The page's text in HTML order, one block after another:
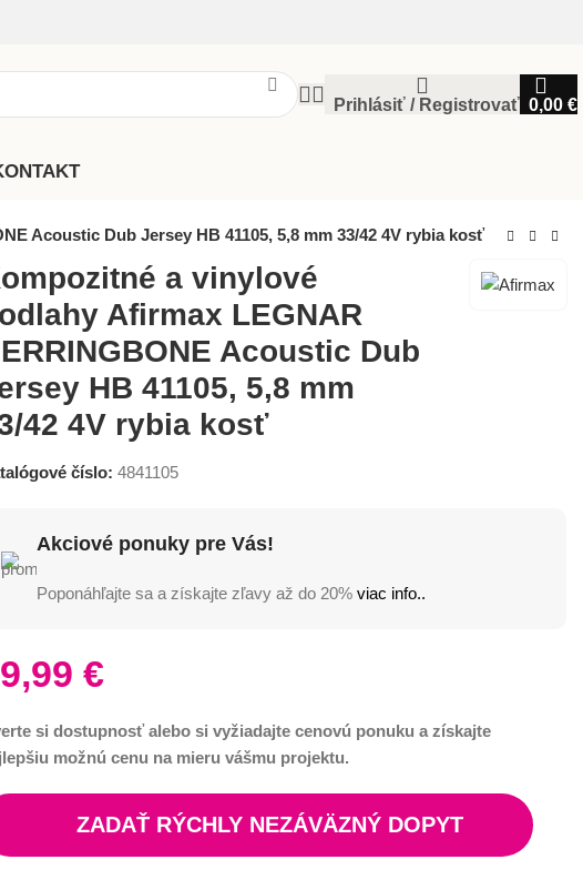
Prihlásiť / Registrovať 0,00 €
Acoustic Dub Jersey HB 41105, 5,8 mm 33/42 4V rybia kosť
a vinylové
Afirmax LEGNAR
Acoustic Dub
HB 41105, 5,8 mm
42 4V rybia kosť
číslo: 4841105
Akciové ponuky pre Vás!
Poponáhľajte sa a získajte zľavy až do 20% viac info..
€
si dostupnosť alebo si vyžiadajte cenovú ponuku a získajte
možnú cenu na mieru vášmu projektu.
ZADAŤ RÝCHLY NEZÁVÄZNÝ DOPYT